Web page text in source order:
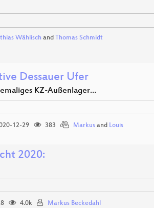
Wählisch and Thomas Schmidt
Dessauer Ufer
KZ-Außenlager…
12-29 383 Markusand Louis
2020:
4.0k Markus Beckedahl